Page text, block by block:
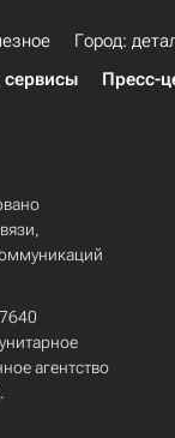
Город:
Пресс-
агентство